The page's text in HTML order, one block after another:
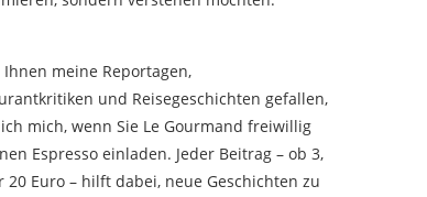
Ihnen meine Reportagen,
und Reisegeschichten gefallen,
mich, wenn Sie Le Gourmand freiwillig
Espresso einladen. Jeder Beitrag – ob 3,
20 Euro – hilft dabei, neue Geschichten zu